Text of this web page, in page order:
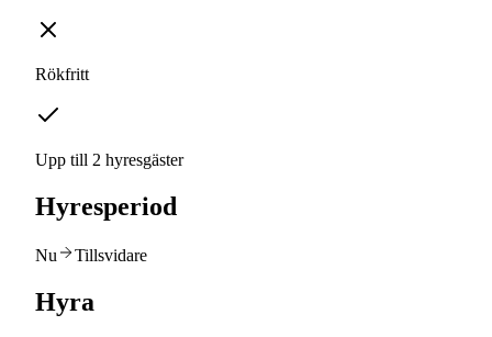
Rökfritt
Upp till 2 hyresgäster
Hyresperiod
Nu Tillsvidare
Hyra